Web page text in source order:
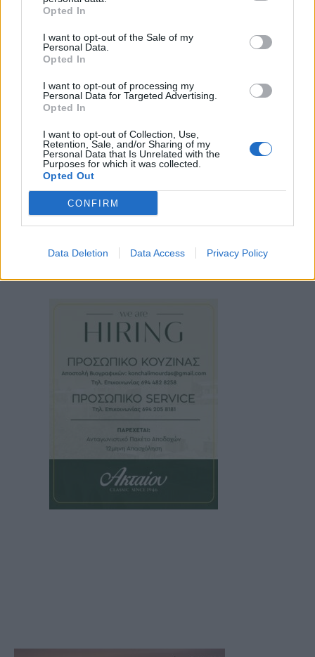
Opted In
I want to opt-out of the Sale of my
Personal Data.
Opted In
I want to opt-out of processing my
Personal Data for Targeted Advertising.
Opted In
I want to opt-out of Collection, Use,
Retention, Sale, and/or Sharing of my
Personal Data that Is Unrelated with the
Purposes for which it was collected.
Opted Out
CONFIRM
Data Deletion Data Access Privacy Policy